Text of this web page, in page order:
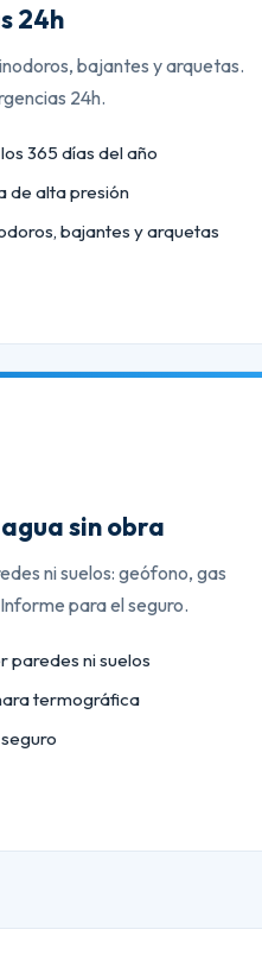
24h
bajantes y arquetas.
24h.
365 días del año
de alta presión
bajantes y arquetas
sin obra
ni suelos: geófono, gas
para el seguro.
paredes ni suelos
termográfica